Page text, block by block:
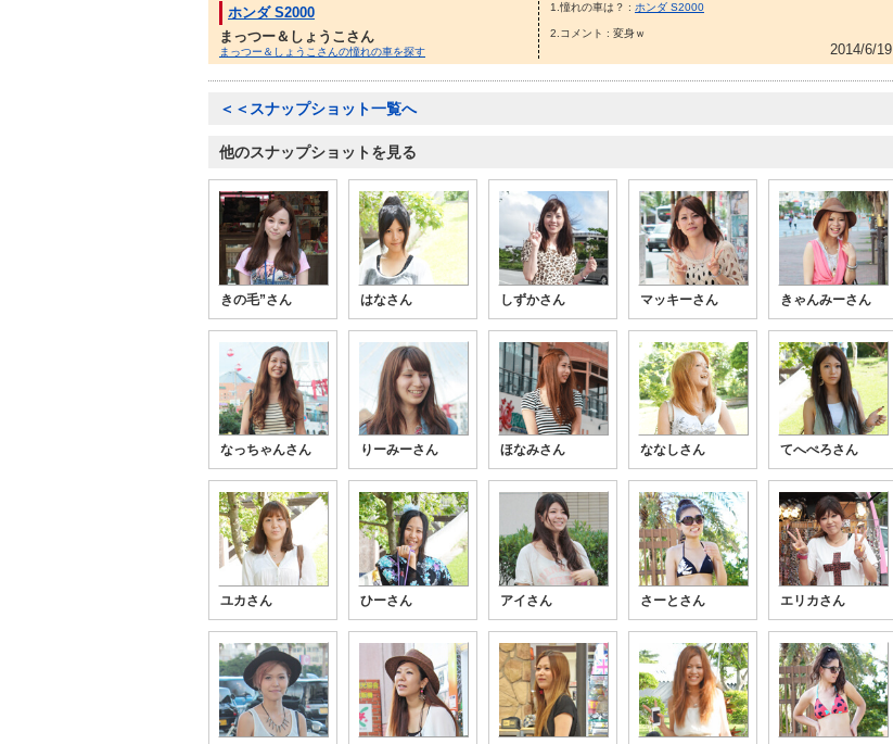
ホンダ S2000
まっつー＆しょうこさん
まっつー＆しょうこさんの憧れの車を探す
1.憧れの車は？ : ホンダ S2000
2.コメント : 変身ｗ
2014/6/19
＜＜スナップショット一覧へ
他のスナップショットを見る
きの毛”さん はなさん しずかさん マッキーさん きゃんみーさん
なっちゃんさん りーみーさん ほなみさん ななしさん てへぺろさん
ユカさん ひーさん アイさん さーとさん エリカさん